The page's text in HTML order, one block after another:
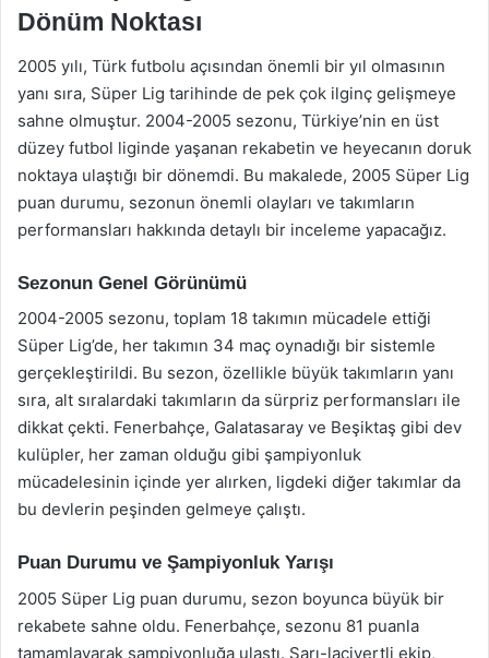
Dönüm Noktası
2005 yılı, Türk futbolu açısından önemli bir yıl olmasının
yanı sıra, Süper Lig tarihinde de pek çok ilginç gelişmeye
sahne olmuştur. 2004-2005 sezonu, Türkiye’nin en üst
düzey futbol liginde yaşanan rekabetin ve heyecanın doruk
noktaya ulaştığı bir dönemdi. Bu makalede, 2005 Süper Lig
puan durumu, sezonun önemli olayları ve takımların
performansları hakkında detaylı bir inceleme yapacağız.
Sezonun Genel Görünümü
2004-2005 sezonu, toplam 18 takımın mücadele ettiği
Süper Lig’de, her takımın 34 maç oynadığı bir sistemle
gerçekleştirildi. Bu sezon, özellikle büyük takımların yanı
sıra, alt sıralardaki takımların da sürpriz performansları ile
dikkat çekti. Fenerbahçe, Galatasaray ve Beşiktaş gibi dev
kulüpler, her zaman olduğu gibi şampiyonluk
mücadelesinin içinde yer alırken, ligdeki diğer takımlar da
bu devlerin peşinden gelmeye çalıştı.
Puan Durumu ve Şampiyonluk Yarışı
2005 Süper Lig puan durumu, sezon boyunca büyük bir
rekabete sahne oldu. Fenerbahçe, sezonu 81 puanla
tamamlayarak şampiyonluğa ulaştı. Sarı-lacivertli ekip,